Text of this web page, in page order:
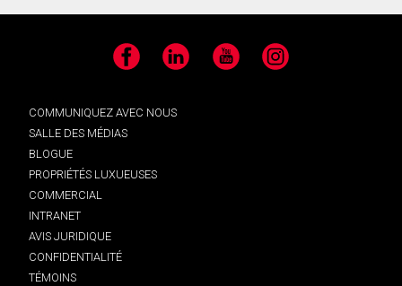
Facebook LinkedIn YouTube Instagram
COMMUNIQUEZ AVEC NOUS
SALLE DES MÉDIAS
BLOGUE
PROPRIÉTÉS LUXUEUSES
COMMERCIAL
INTRANET
AVIS JURIDIQUE
CONFIDENTIALITÉ
TÉMOINS